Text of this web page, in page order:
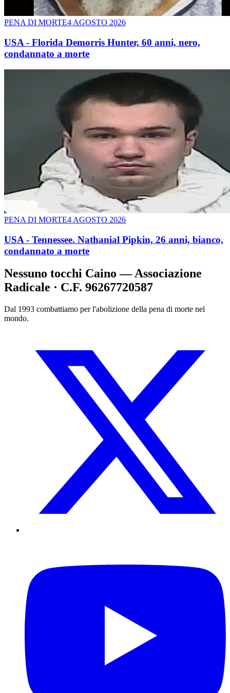
PENA DI MORTE4 AGOSTO 2026
USA - Florida Demorris Hunter, 60 anni, nero,
condannato a morte
PENA DI MORTE4 AGOSTO 2026
USA - Tennessee. Nathanial Pipkin, 26 anni, bianco,
condannato a morte
Nessuno tocchi Caino — Associazione
Radicale · C.F. 96267720587
Dal 1993 combattiamo per l'abolizione della pena di morte nel
mondo.